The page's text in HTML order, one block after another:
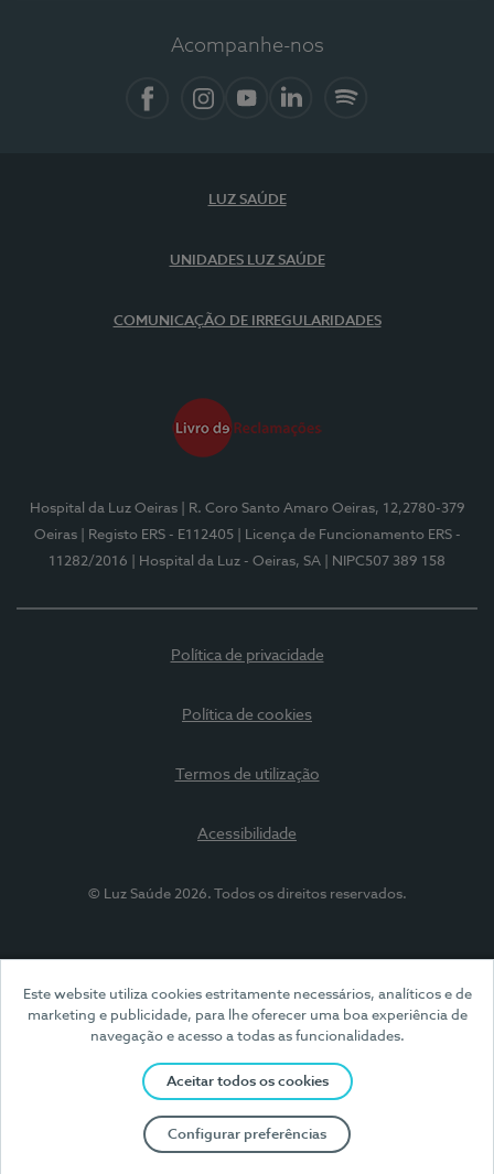
Este website utiliza cookies estritamente necessários, analíticos e de
marketing e publicidade, para lhe oferecer uma boa experiência de
navegação e acesso a todas as funcionalidades.
Aceitar todos os cookies
Configurar preferências
Acompanhe-nos
LUZ SAÚDE
UNIDADES LUZ SAÚDE
COMUNICAÇÃO DE IRREGULARIDADES
Hospital da Luz Oeiras
| R. Coro Santo Amaro Oeiras, 12,2780-379
Oeiras
| Registo ERS - E112405
| Licença de Funcionamento ERS -
11282/2016
| Hospital da Luz - Oeiras, SA | NIPC507 389 158
Política de privacidade
Política de cookies
Termos de utilização
Acessibilidade
© Luz Saúde 2026. Todos os direitos reservados.